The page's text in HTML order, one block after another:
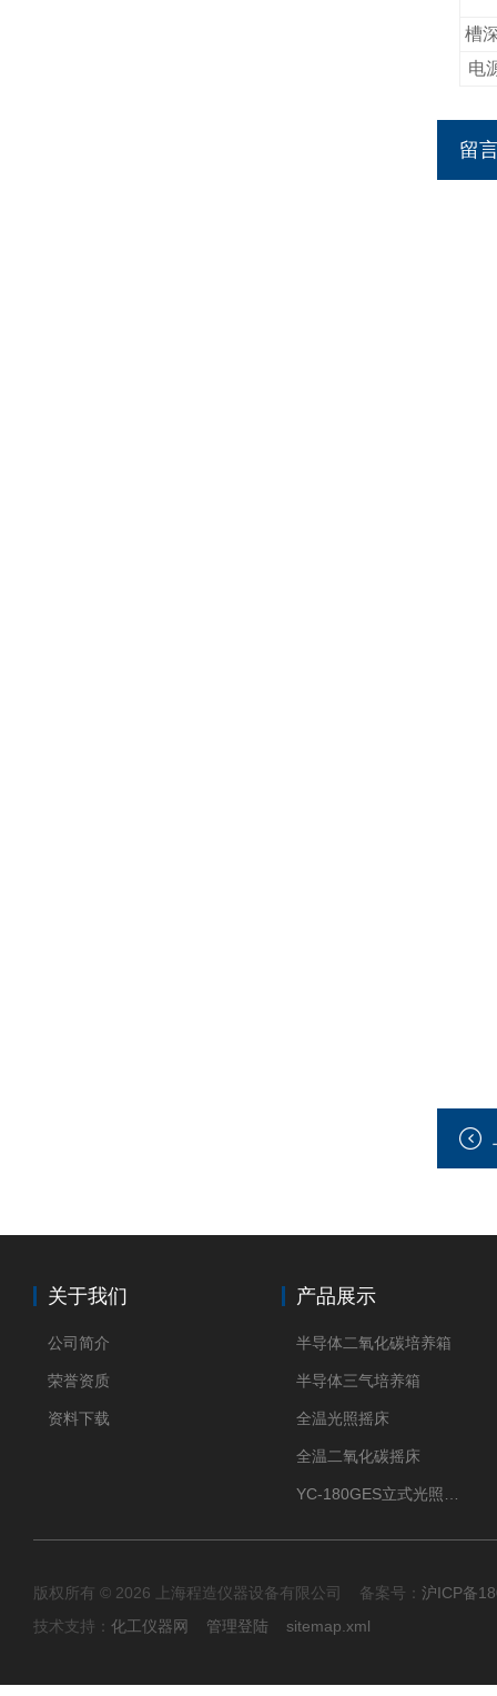
槽
电
留
关于我们
公司简介
荣誉资质
资料下载
产品展示
半导体二氧化碳培养箱
半导体三气培养箱
全温光照摇床
全温二氧化碳摇床
版权所有 © 2026 上海程造仪器设备有限公司 备案号： 沪ICP备
技术支持： 化工仪器网 管理登陆 sitemap.xml